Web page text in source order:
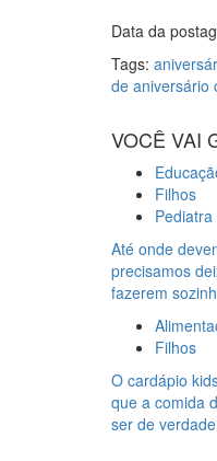
Data da
Tags:
de aniversário
VOCÊ VAI
Filhos
Até onde
precisamos
fazerem
Filhos
O cardápio
que a comida
ser de verdade